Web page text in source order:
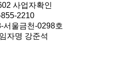
사업자확인
2210
서울금천-0298호
자명 강준석